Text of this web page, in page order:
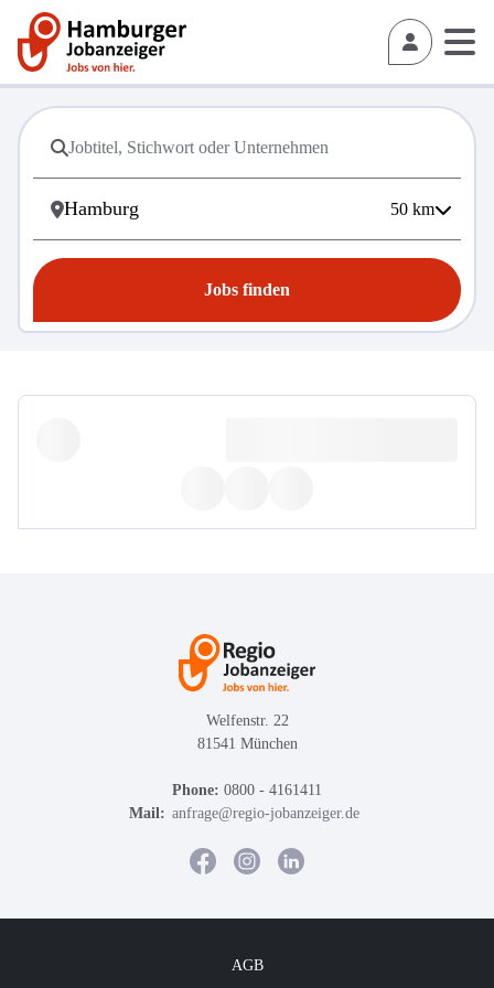
50 km
Jobs finden
Welfenstr. 22
81541 München
Phone: 0800 - 4161411
Mail: anfrage@regio-jobanzeiger.de
AGB